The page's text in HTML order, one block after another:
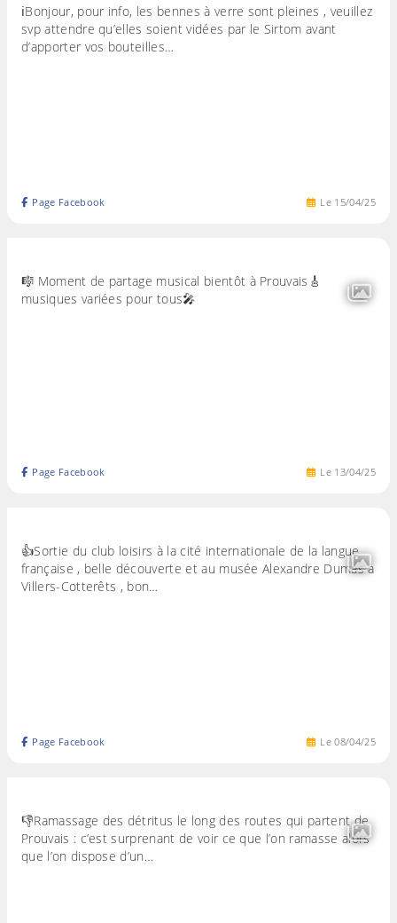
ℹ️Bonjour, pour info, les bennes à verre sont pleines , veuillez
svp attendre qu’elles soient vidées par le Sirtom avant
d’apporter vos bouteilles…
Le 15/04/25
Page Facebook
🎼 Moment de partage musical bientôt à Prouvais🎸
musiques variées pour tous🎤
Le 13/04/25
Page Facebook
👍Sortie du club loisirs à la cité internationale de la langue
française , belle découverte et au musée Alexandre Dumas à
Villers-Cotterêts , bon…
Le08/04/25
Page Facebook
👎Ramassage des détritus le long des routes qui partent de
Prouvais : c’est surprenant de voir ce que l’on ramasse alors
que l’on dispose d’un…